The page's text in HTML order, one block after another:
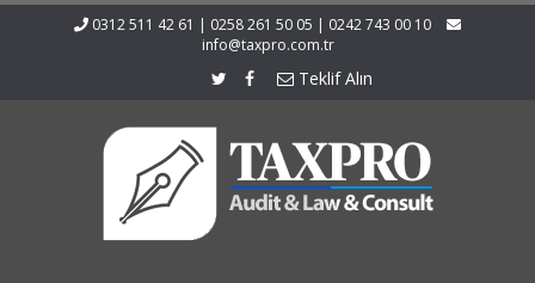
0312 511 42 61 | 0258 261 50 05 | 0242 743 00 10
info@taxpro.com.tr
Teklif Alın